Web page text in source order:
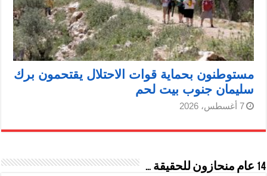
مستوطنون بحماية قوات الاحتلال يقتحمون برك
سليمان جنوب بيت لحم
7 أغسطس، 2026
14 عام منحازون للحقيقة …